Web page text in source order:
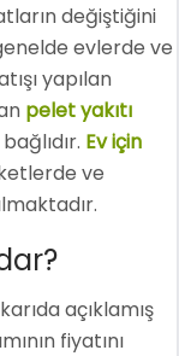
değiştiğini
evlerde ve
yapılan
pelet yakıtı
Ev için
ve
açıklamış
fiyatını